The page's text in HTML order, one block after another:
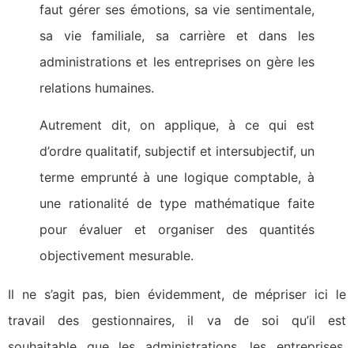
faut gérer ses émotions, sa vie sentimentale,
sa vie familiale, sa carrière et dans les
administrations et les entreprises on gère les
relations humaines.
Autrement dit, on applique, à ce qui est
d’ordre qualitatif, subjectif et intersubjectif, un
terme emprunté à une logique comptable, à
une rationalité de type mathématique faite
pour évaluer et organiser des quantités
objectivement mesurable.
Il ne s’agit pas, bien évidemment, de mépriser ici le
travail des gestionnaires, il va de soi qu’il est